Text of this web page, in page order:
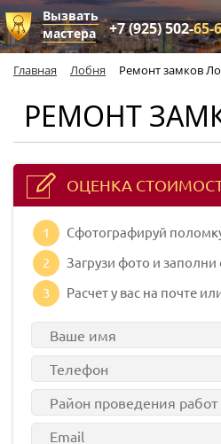
Вызвать
мастера
+7 (925) 502-65-
Главная Лобня Ремонт замков
РЕМОНТ
ОЦЕНКА
1
Сфотографируй
2
Загрузи фото и
3
Расчет у вас на почте